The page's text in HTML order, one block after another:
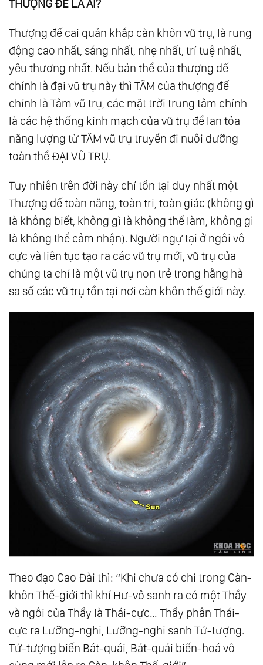
THƯỢNG ĐẾ LÀ AI?
Thượng đế cai quản khắp càn khôn vũ trụ, là rung
động cao nhất, sáng nhất, nhẹ nhất, trí tuệ nhất,
yêu thương nhất. Nếu bản thể của thượng đế
chính là đại vũ trụ này thì TÂM của thượng đế
chính là Tâm vũ trụ, các mặt trời trung tâm chính
là các hệ thống kinh mạch của vũ trụ để lan tỏa
năng lượng từ TÂM vũ trụ truyền đi nuôi dưỡng
toàn thể ĐẠI VŨ TRỤ.
Tuy nhiên trên đời này chỉ tồn tại duy nhất một
Thượng đế toàn năng, toàn tri, toàn giác (không gì
là không biết, không gì là không thể làm, không gì
là không thể cảm nhận). Người ngự tại ở ngôi vô
cực và liên tục tạo ra các vũ trụ mới, vũ trụ của
chúng ta chỉ là một vũ trụ non trẻ trong hằng hà
sa số các vũ trụ tồn tại nơi càn khôn thế giới này.
Theo đạo Cao Đài thì: “Khi chưa có chi trong Càn-
khôn Thế-giới thì khí Hư-vô sanh ra có một Thầy
và ngôi của Thầy là Thái-cực… Thầy phân Thái-
cực ra Lưỡng-nghi, Lưỡng-nghi sanh Tứ-tượng.
Tứ-tượng biến Bát-quái, Bát-quái biến-hoá vô